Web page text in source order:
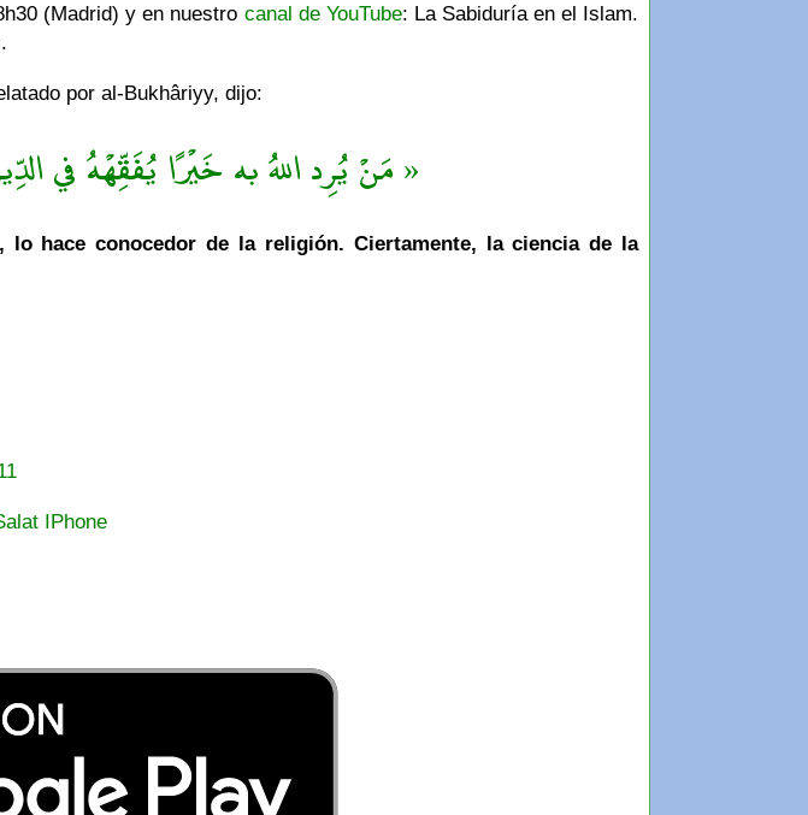
(Madrid) y en nuestro canal de YouTube: La Sabiduría en el Islam.
por al-Bukhâriyy, dijo:
« مَنْ يُرِد اللهُ به خَيْرًا يُفَقِّهْهُ في
hace conocedor de la religión. Ciertamente, la ciencia de la
IPhone